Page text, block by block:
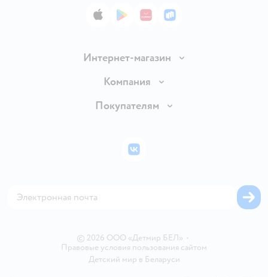
App StoreGoogle Play
AppGallery
RuStore
Интернет-магазин
Доставка и оплата
Правила продажи
Политика использования файлов cookie
Компания
Вакансии
Покупателям
Бонусные карты
© 2026 ООО «Детмир БЕЛ» •
Правовые условия пользования сайтом
Детский мир в Беларуси
ВКонтакте